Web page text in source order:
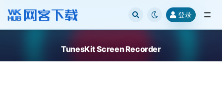
登录
TunesKit Screen Recorder
全部